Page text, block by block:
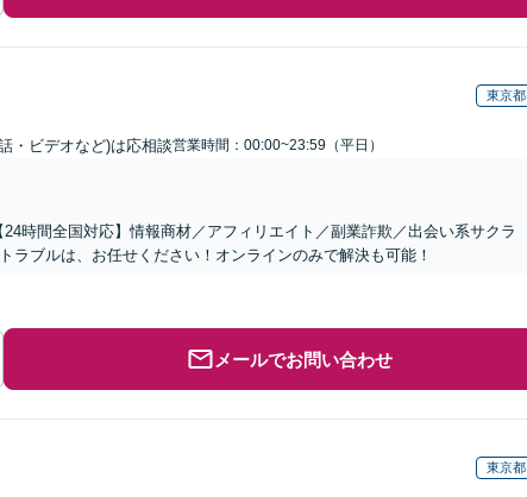
東京都
・ビデオなど)は応相談営業時間：00:00~23:59（平日）
時間全国対応】情報商材／アフィリエイト／副業詐欺／出会い系サクラ
ラブルは、お任せください！オンラインのみで解決も可能！
メールでお問い合わせ
東京都